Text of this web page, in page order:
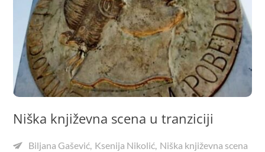
Niška književna scena u tranziciji
Biljana Gašević Ksenija Nikolić Niška književna scena